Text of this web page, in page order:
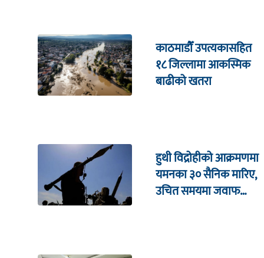
काठमाडौँ उपत्यकासहित
१८ जिल्लामा आकस्मिक
बाढीको खतरा
हुथी विद्रोहीको आक्रमणमा
यमनका ३० सैनिक मारिए,
उचित समयमा जवाफ